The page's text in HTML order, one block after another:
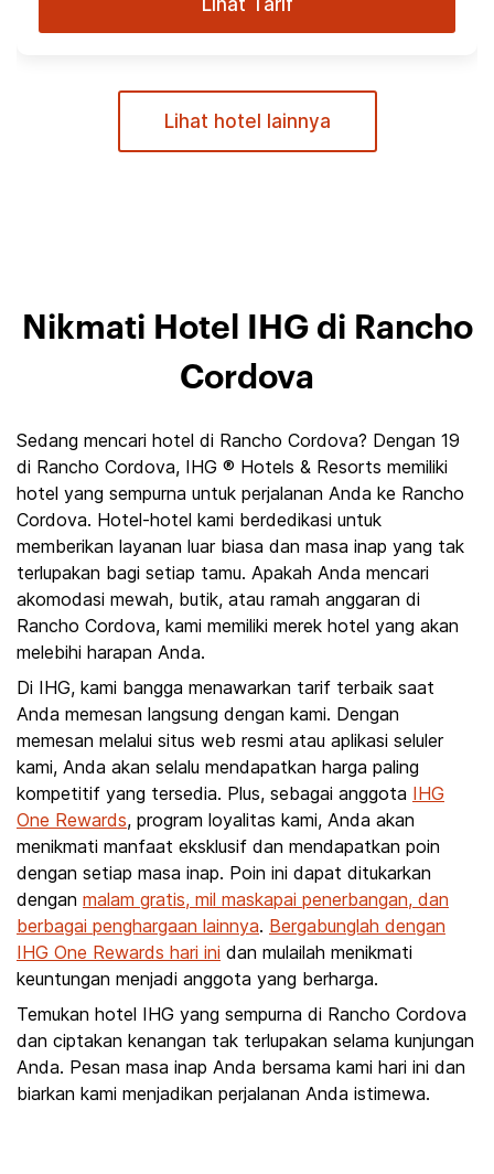
Lihat Tarif
Lihat hotel lainnya
Nikmati Hotel IHG di Rancho
Cordova
Sedang mencari hotel di Rancho Cordova? Dengan 19
di Rancho Cordova, IHG ® Hotels & Resorts memiliki
hotel yang sempurna untuk perjalanan Anda ke Rancho
Cordova. Hotel-hotel kami berdedikasi untuk
memberikan layanan luar biasa dan masa inap yang tak
terlupakan bagi setiap tamu. Apakah Anda mencari
akomodasi mewah, butik, atau ramah anggaran di
Rancho Cordova, kami memiliki merek hotel yang akan
melebihi harapan Anda.
Di IHG, kami bangga menawarkan tarif terbaik saat
Anda memesan langsung dengan kami. Dengan
memesan melalui situs web resmi atau aplikasi seluler
kami, Anda akan selalu mendapatkan harga paling
kompetitif yang tersedia. Plus, sebagai anggota IHG
One Rewards, program loyalitas kami, Anda akan
menikmati manfaat eksklusif dan mendapatkan poin
dengan setiap masa inap. Poin ini dapat ditukarkan
dengan malam gratis, mil maskapai penerbangan, dan
berbagai penghargaan lainnya. Bergabunglah dengan
IHG One Rewards hari ini dan mulailah menikmati
keuntungan menjadi anggota yang berharga.
Temukan hotel IHG yang sempurna di Rancho Cordova
dan ciptakan kenangan tak terlupakan selama kunjungan
Anda. Pesan masa inap Anda bersama kami hari ini dan
biarkan kami menjadikan perjalanan Anda istimewa.